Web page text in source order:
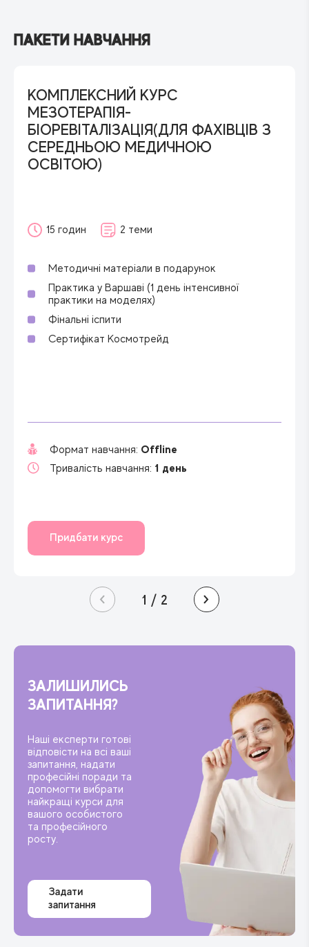
ПАКЕТИ НАВЧАННЯ
КОМПЛЕКСНИЙ КУРС
МЕЗОТЕРАПІЯ-
БІОРЕВІТАЛІЗАЦІЯ(ДЛЯ ФАХІВЦІВ З
СЕРЕДНЬОЮ МЕДИЧНОЮ
ОСВІТОЮ)
15 годин 2 теми
Методичні матеріали в подарунок
Практика у Варшаві (1 день інтенсивної
практики на моделях)
Фінальні іспити
Сертифікат Космотрейд
Формат навчання: Offline
Тривалість навчання: 1 день
Придбати курс
1 / 2
ЗАЛИШИЛИСЬ
ЗАПИТАННЯ?
Наші експерти готові
відповісти на всі ваші
запитання, надати
професійні поради та
допомогти вибрати
найкращі курси для
вашого особистого
та професійного
росту.
Задати
запитання